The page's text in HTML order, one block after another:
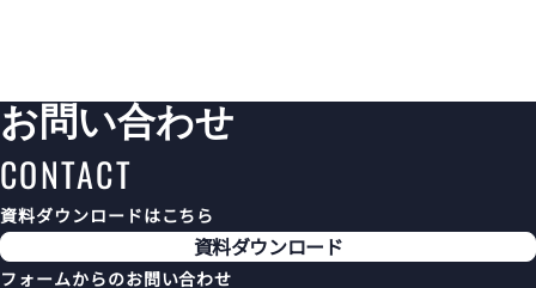
お問い合わせ
CONTACT
資料ダウンロードはこちら
資料ダウンロード
フォームからのお問い合わせ